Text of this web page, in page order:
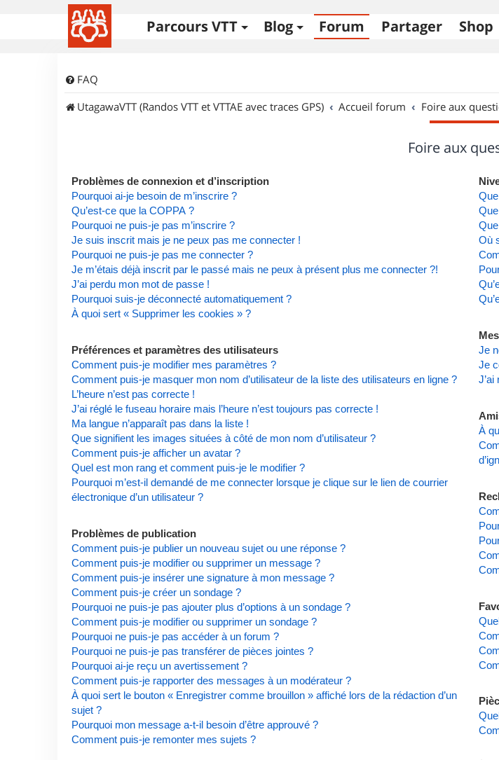
Parcours VTT Blog Forum Partager Shop
FAQ
UtagawaVTT (Randos VTT et VTTAE avec traces GPS)
Accueil forum Foire aux
Foire aux
Problèmes de connexion et d’inscription
Pourquoi ai-je besoin de m’inscrire ?
Qu’est-ce que la COPPA ?
Pourquoi ne puis-je pas m’inscrire ?
Je suis inscrit mais je ne peux pas me connecter !
Pourquoi ne puis-je pas me connecter ?
Je m’étais déjà inscrit par le passé mais ne peux à présent plus me connecter ?!
J’ai perdu mon mot de passe !
Pourquoi suis-je déconnecté automatiquement ?
À quoi sert « Supprimer les cookies » ?
Préférences et paramètres des utilisateurs
Comment puis-je modifier mes paramètres ?
Comment puis-je masquer mon nom d’utilisateur de la liste des utilisateurs en ligne ?
L’heure n’est pas correcte !
J’ai réglé le fuseau horaire mais l’heure n’est toujours pas correcte !
Ma langue n’apparaît pas dans la liste !
Que signifient les images situées à côté de mon nom d’utilisateur ?
Comment puis-je afficher un avatar ?
Quel est mon rang et comment puis-je le modifier ?
Pourquoi m’est-il demandé de me connecter lorsque je clique sur le lien de courrier
électronique d’un utilisateur ?
Problèmes de publication
Comment puis-je publier un nouveau sujet ou une réponse ?
Comment puis-je modifier ou supprimer un message ?
Comment puis-je insérer une signature à mon message ?
Comment puis-je créer un sondage ?
Pourquoi ne puis-je pas ajouter plus d’options à un sondage ?
Comment puis-je modifier ou supprimer un sondage ?
Pourquoi ne puis-je pas accéder à un forum ?
Pourquoi ne puis-je pas transférer de pièces jointes ?
Pourquoi ai-je reçu un avertissement ?
Comment puis-je rapporter des messages à un modérateur ?
À quoi sert le bouton « Enregistrer comme brouillon » affiché lors de la rédaction d’un
sujet ?
Pourquoi mon message a-t-il besoin d’être approuvé ?
Comment puis-je remonter mes sujets ?
Où
Je
Je
À